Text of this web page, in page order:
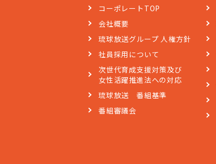
コーポレートTOP
会社概要
琉球放送グループ 人権方針
社員採用について
次世代育成支援対策及び
女性活躍推進法への対応
琉球放送 番組基準
番組審議会